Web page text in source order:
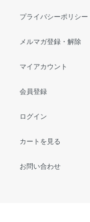
プライバシーポリシー
メルマガ登録・解除
マイアカウント
会員登録
ログイン
カートを見る
お問い合わせ